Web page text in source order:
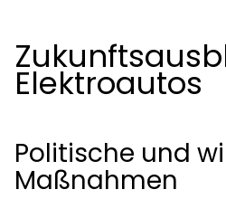
Elektroautos
Politische und
Maßnahmen